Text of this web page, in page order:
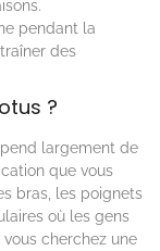
pendant la
des
?
largement de
que vous
bras, les poignets
où les gens
vous cherchez une